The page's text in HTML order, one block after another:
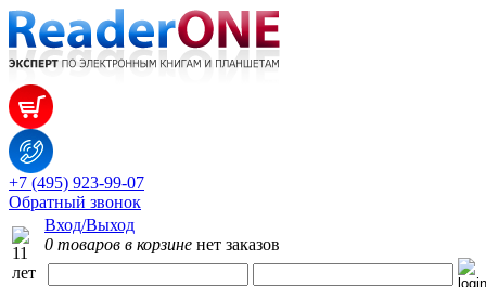
+7 (495) 923-99-07
Обратный звонок
Вход/Выход
0 товаров в корзине нет заказов